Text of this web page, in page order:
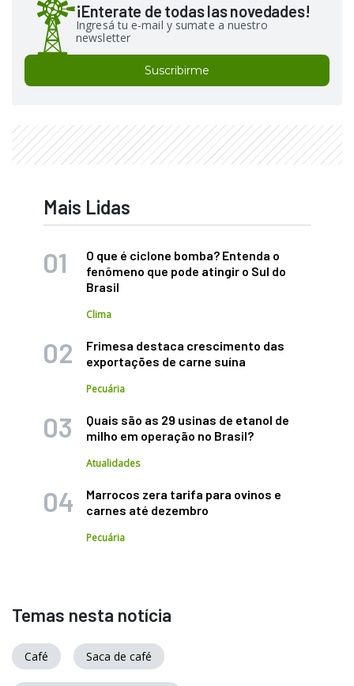
¡Enterate de todas las novedades!
Ingresá tu e-mail y sumate a nuestro
newsletter
Suscribirme
Mais Lidas
O que é ciclone bomba? Entenda o
fenômeno que pode atingir o Sul do
Brasil
Clima
Frimesa destaca crescimento das
exportações de carne suína
Pecuária
Quais são as 29 usinas de etanol de
milho em operação no Brasil?
Atualidades
Marrocos zera tarifa para ovinos e
carnes até dezembro
Pecuária
Temas nesta notícia
Café Saca de café